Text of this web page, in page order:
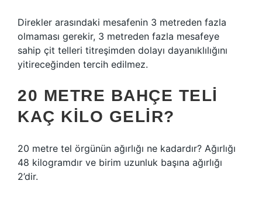
Direkler arasındaki mesafenin 3 metreden fazla
olmaması gerekir, 3 metreden fazla mesafeye
sahip çit telleri titreşimden dolayı dayanıklılığını
yitireceğinden tercih edilmez.
20 METRE BAHÇE TELI
KAÇ KILO GELIR?
20 metre tel örgünün ağırlığı ne kadardır? Ağırlığı
48 kilogramdır ve birim uzunluk başına ağırlığı
2’dir.